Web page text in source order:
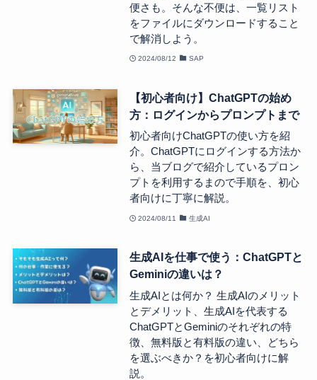
便さも。そんな不便は、一覧リスト
をファイルにダウンロードすること
で解消しよう。
2024/08/12 SAP
【初心者向け】ChatGPTの始め
方：ログインからプロンプトまで
初心者向けChatGPTの使い方を紹
介。ChatGPTにログインする方法か
ら、当ブログで紹介しているプロン
プトを利用するまので手順を、初心
者向けに丁寧に解説。
2024/08/11 生成AI
生成AIを仕事で使う：ChatGPTと
Geminiの違いは？
生成AIとは何か？ 生成AIのメリット
とデメリット、生成AIを代表する
ChatGPTとGeminiのそれぞれの特
徴、無料版と有料版の違い、どちら
を選ぶべきか？を初心者向けに解
説。